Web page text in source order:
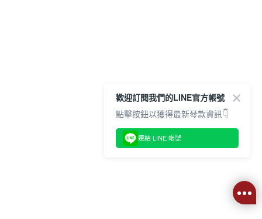
歡迎訂閱我們的LINE官方帳號
點擊按鈕以獲得最新琴款資訊👇
連結 LINE 帳號